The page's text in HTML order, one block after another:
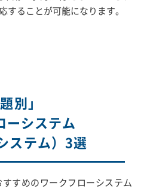
することが可能になります。
別」
ーシステム
ステム）3選
すめのワークフローシステム